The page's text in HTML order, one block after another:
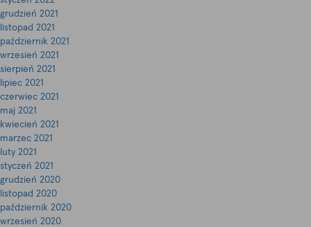
grudzień 2021
listopad 2021
październik 2021
wrzesień 2021
sierpień 2021
lipiec 2021
czerwiec 2021
maj 2021
kwiecień 2021
marzec 2021
luty 2021
styczeń 2021
grudzień 2020
listopad 2020
październik 2020
wrzesień 2020